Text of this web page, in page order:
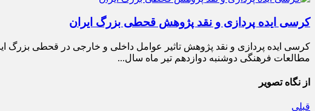
کرسی ایده پردازی و نقد پژوهش قحطی بزرگ ایران
کرسی ایده پردازی و نقد پژوهش تاثیر عوامل داخلی و خارجی در قحطی بزرگ
مطالعات فرهنگی دوشنبه دوازدهم تیر ماه سال...
از نگاه تصویر
قبلی